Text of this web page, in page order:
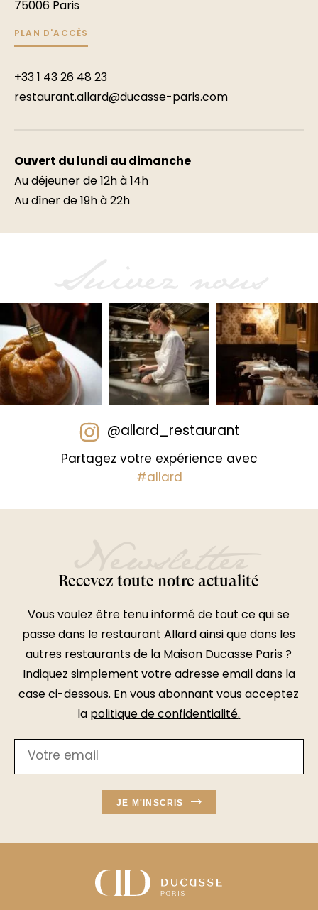
75006 Paris
PLAN D'ACCÈS
+33 1 43 26 48 23
restaurant.allard@ducasse-paris.com
Ouvert du lundi au dimanche
Au déjeuner de 12h à 14h
Au dîner de 19h à 22h
@allard_restaurant
Partagez votre expérience avec
#allard
Newsletter
Recevez toute notre actualité
Vous voulez être tenu informé de tout ce qui se
passe dans le restaurant Allard ainsi que dans les
autres restaurants de la Maison Ducasse Paris ?
Indiquez simplement votre adresse email dans la
case ci-dessous. En vous abonnant vous acceptez
lapolitique de confidentialité.
JE M'INSCRIS